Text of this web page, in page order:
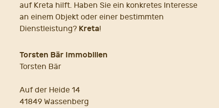
auf Kreta hilft. Haben Sie ein konkretes Interesse
an einem Objekt oder einer bestimmten
Dienstleistung? Kreta!
Torsten Bär Immobilien
Torsten Bär
Auf der Heide 14
41849 Wassenberg